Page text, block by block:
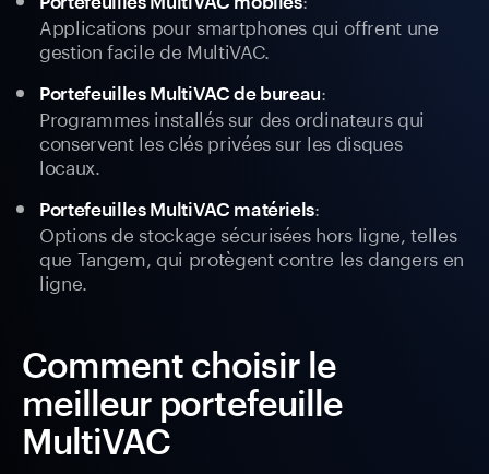
Applications pour smartphones qui offrent une
gestion facile de MultiVAC.
Portefeuilles MultiVAC de bureau:
Programmes installés sur des ordinateurs qui
conservent les clés privées sur les disques
locaux.
Portefeuilles MultiVAC matériels:
Options de stockage sécurisées hors ligne, telles
que Tangem, qui protègent contre les dangers en
ligne.
Comment choisir le
meilleur portefeuille
MultiVAC